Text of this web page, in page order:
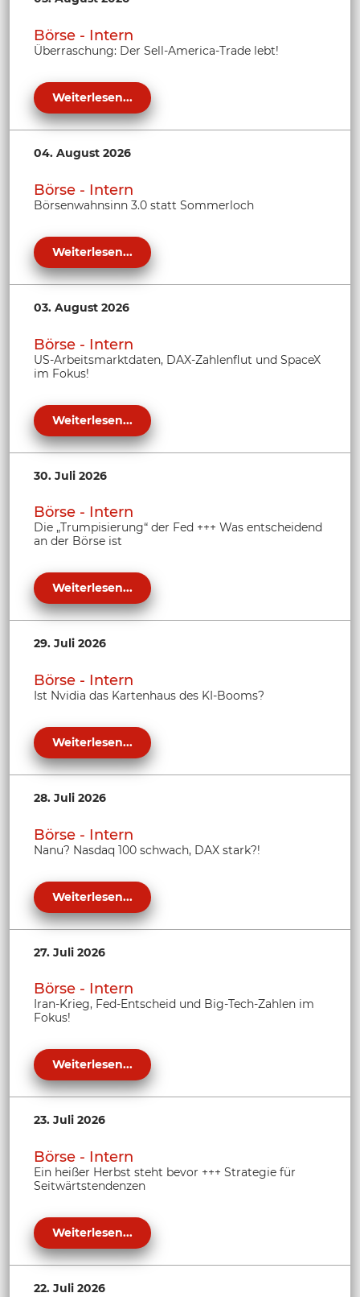
Börse - Intern
Überraschung: Der Sell-America-Trade lebt!
Weiterlesen...
04. August 2026
Börse - Intern
Börsenwahnsinn 3.0 statt Sommerloch
Weiterlesen...
03. August 2026
Börse - Intern
US-Arbeitsmarktdaten, DAX-Zahlenflut und SpaceX
im Fokus!
Weiterlesen...
30. Juli 2026
Börse - Intern
Die „Trumpisierung“ der Fed +++ Was entscheidend
an der Börse ist
Weiterlesen...
29. Juli 2026
Börse - Intern
Ist Nvidia das Kartenhaus des KI-Booms?
Weiterlesen...
28. Juli 2026
Börse - Intern
Nanu? Nasdaq 100 schwach, DAX stark?!
Weiterlesen...
27. Juli 2026
Börse - Intern
Iran-Krieg, Fed-Entscheid und Big-Tech-Zahlen im
Fokus!
Weiterlesen...
23. Juli 2026
Börse - Intern
Ein heißer Herbst steht bevor +++ Strategie für
Seitwärtstendenzen
Weiterlesen...
22. Juli 2026